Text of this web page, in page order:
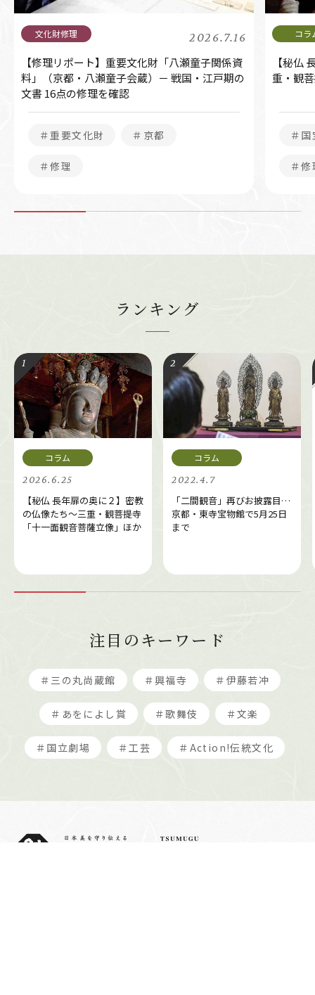
2026.7.16
【修理リポート】重要文化財「八瀬童子関係資
料」（京都・八瀬童子会蔵）－ 戦国・江戸期の
文書 16点の修理を確認
＃重要文化財 ＃京都
＃修理
【秘仏
重・観
＃国
＃修
ランキング
2026.6.25
【秘仏 長年扉の奥に２】密教
の仏像たち～三重・観菩提寺
「十一面観音菩薩立像」ほか
2022.4.7
「二間観音」再びお披露目…
京都・東寺宝物館で5月25日
まで
注目のキーワード
＃三の丸尚蔵館 ＃興福寺 ＃伊藤若冲
＃あをによし賞 ＃歌舞伎 ＃文楽
＃国立劇場 ＃工芸 ＃Action!伝統文化